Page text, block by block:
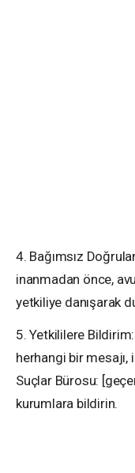
4. Bağımsız
inanmadan önce,
yetkiliye danışarak
5. Yetkililere Bildirim:
herhangi bir
Suçlar Bürosu:
kurumlara bildirin.